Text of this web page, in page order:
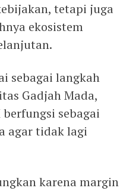
tetapi juga
ekosistem
sebagai langkah
Gadjah Mada,
sebagai
agar tidak lagi
karena margin